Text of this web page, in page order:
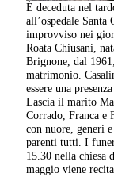
È deceduta nel
all’ospedale Santa
improvviso nei
Roata Chiusani,
Brignone, dal
matrimonio.
essere una
Lascia il marito
Corrado, Franca e
con nuore, generi
parenti tutti. I
15.30 nella chiesa
maggio viene